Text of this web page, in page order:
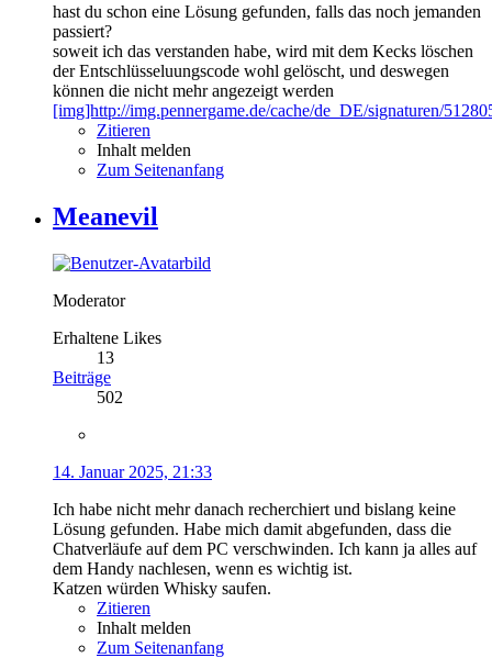
hast du schon eine Lösung gefunden, falls das noch jemanden
passiert?
soweit ich das verstanden habe, wird mit dem Kecks löschen
der Entschlüsseluungscode wohl gelöscht, und deswegen
können die nicht mehr angezeigt werden
[img]http://img.pennergame.de/cache/de_DE/signaturen/
Zitieren
Inhalt melden
Zum Seitenanfang
Meanevil
Moderator
Erhaltene Likes
13
Beiträge
502
14. Januar 2025, 21:33
Ich habe nicht mehr danach recherchiert und bislang keine
Lösung gefunden. Habe mich damit abgefunden, dass die
Chatverläufe auf dem PC verschwinden. Ich kann ja alles auf
dem Handy nachlesen, wenn es wichtig ist.
Katzen würden Whisky saufen.
Zitieren
Inhalt melden
Zum Seitenanfang